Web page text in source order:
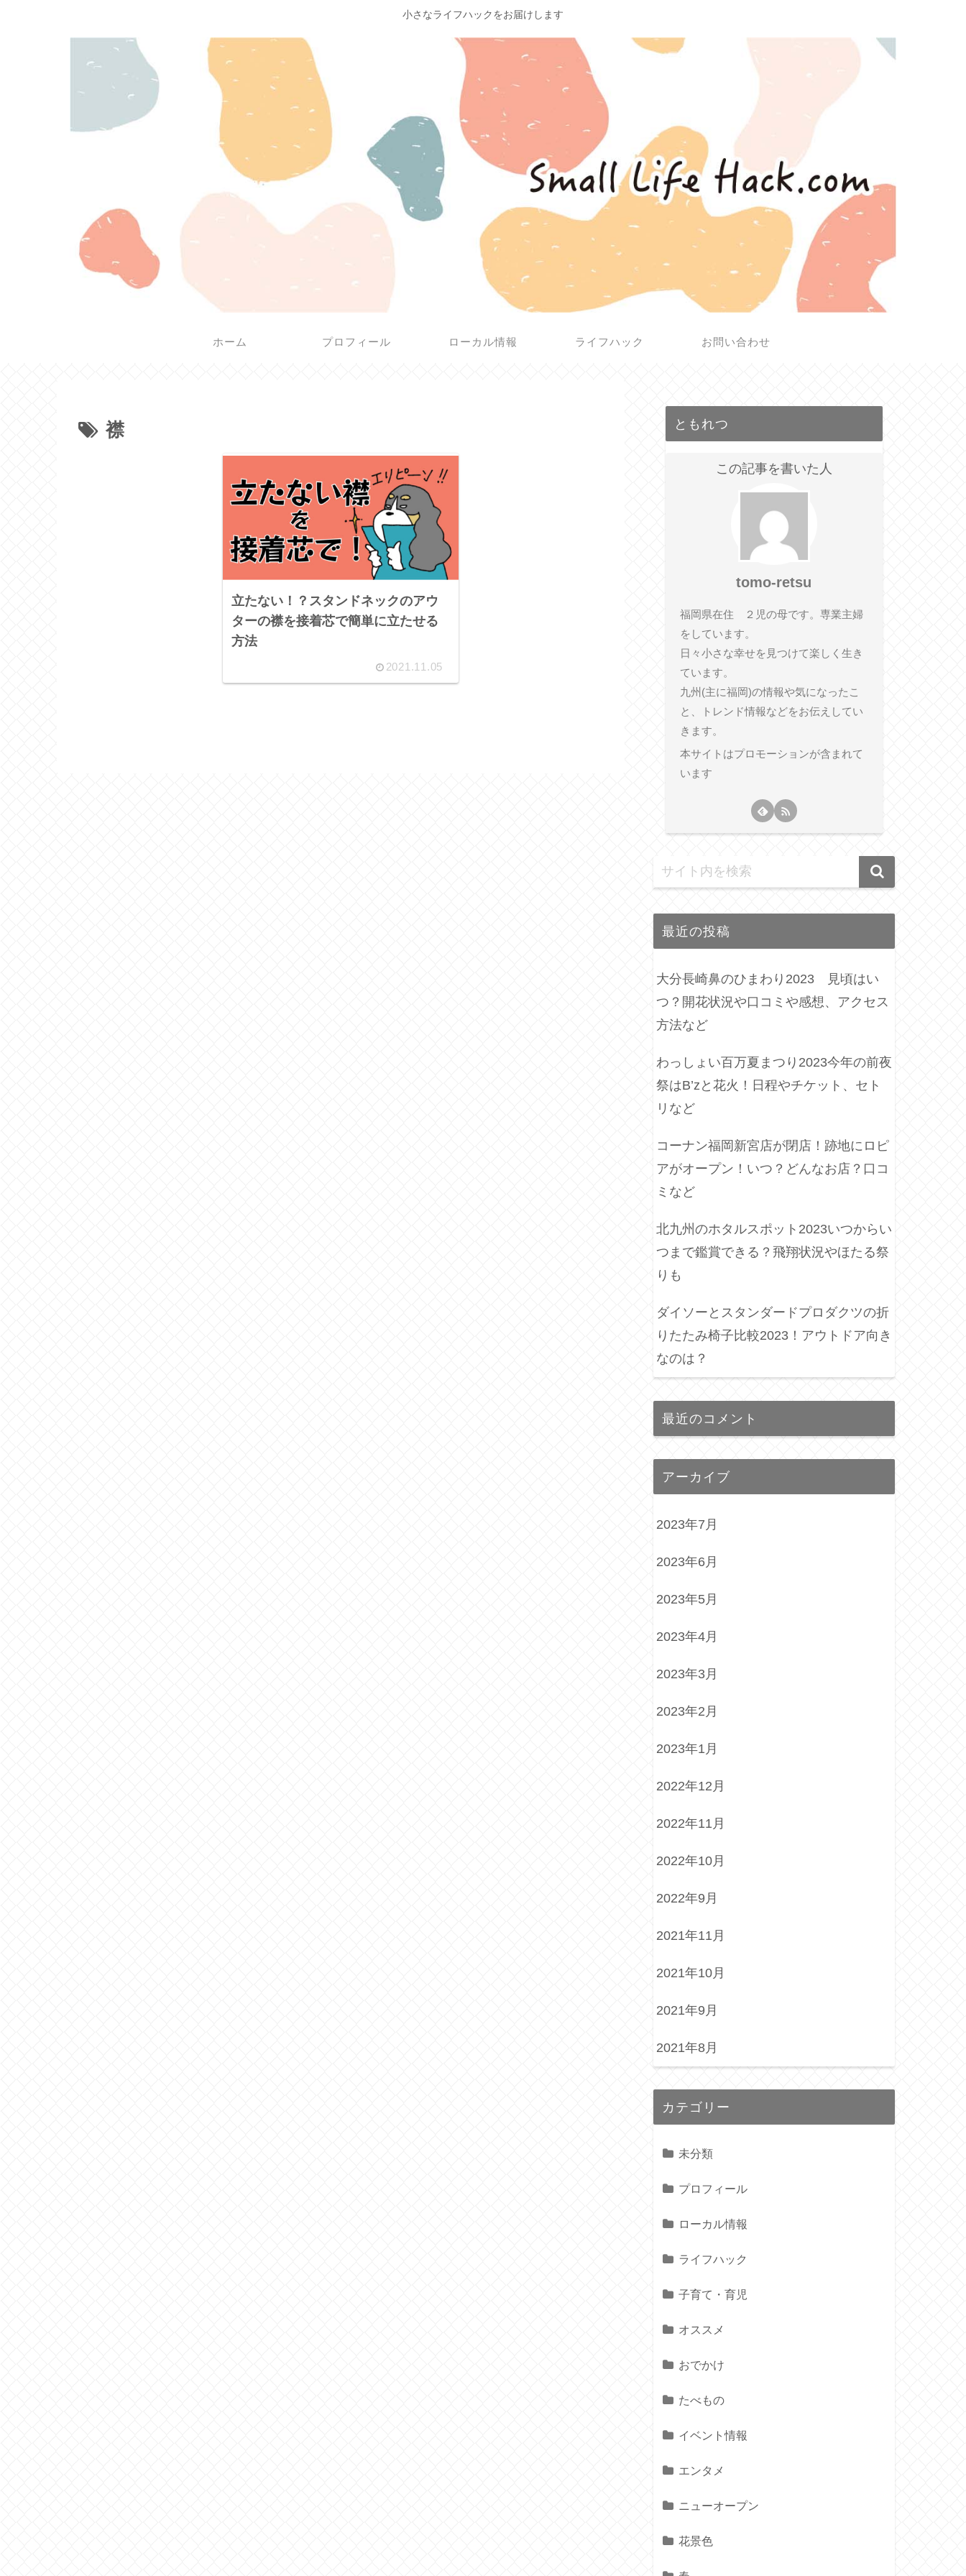
小さなライフハックをお届けします
ホーム プロフィール ローカル情報 ライフハック お問い合わせ
襟
立たない！？スタンドネックのアウ
ターの襟を接着芯で簡単に立たせる
方法
2021.11.05
ともれつ
この記事を書いた人
tomo-retsu
福岡県在住 ２児の母です。専業主婦
をしています。
日々小さな幸せを見つけて楽しく生き
ています。
九州(主に福岡)の情報や気になったこ
と、トレンド情報などをお伝えしてい
きます。
本サイトはプロモーションが含まれて
います
最近の投稿
大分長崎鼻のひまわり2023 見頃はい
つ？開花状況や口コミや感想、アクセス
方法など
わっしょい百万夏まつり2023今年の前夜
祭はB’zと花火！日程やチケット、セト
リなど
コーナン福岡新宮店が閉店！跡地にロピ
アがオープン！いつ？どんなお店？口コ
ミなど
北九州のホタルスポット2023いつからい
つまで鑑賞できる？飛翔状況やほたる祭
りも
ダイソーとスタンダードプロダクツの折
りたたみ椅子比較2023！アウトドア向き
なのは？
最近のコメント
アーカイブ
2023年7月
2023年6月
2023年5月
2023年4月
2023年3月
2023年2月
2023年1月
2022年12月
2022年11月
2022年10月
2022年9月
2021年11月
2021年10月
2021年9月
2021年8月
カテゴリー
未分類
プロフィール
ローカル情報
ライフハック
子育て・育児
オススメ
おでかけ
たべもの
イベント情報
エンタメ
ニューオープン
花景色